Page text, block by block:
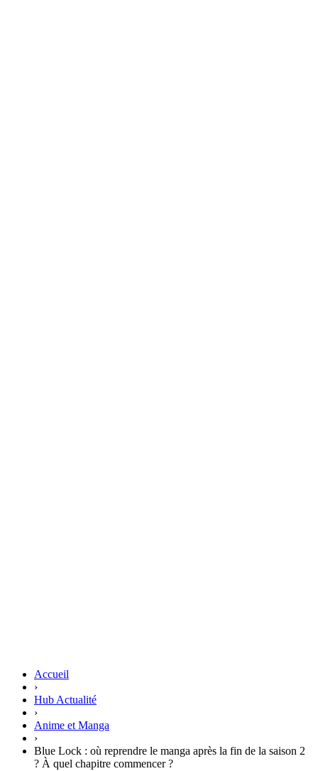
Accueil
›
Hub Actualité
›
Anime et Manga
›
Blue Lock : où reprendre le manga après la fin de la saison 2
? À quel chapitre commencer ?